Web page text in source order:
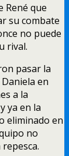
René que
su combate
no puede
rival.
pasar la
en
a la
ya en la
eliminado en
no